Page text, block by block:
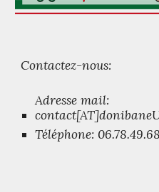
Contactez-nous:
Adresse mail:
Téléphone: